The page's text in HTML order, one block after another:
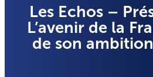
Les Echos –
L’avenir de la
de son